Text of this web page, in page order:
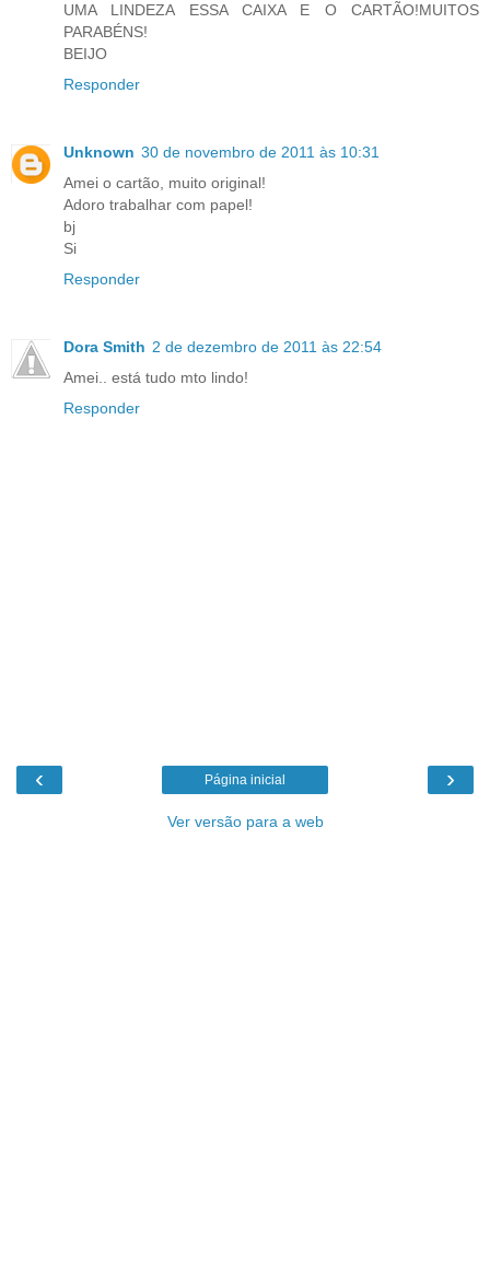
UMA LINDEZA ESSA CAIXA E O CARTÃO!MUITOS
PARABÉNS!
BEIJO
Responder
Unknown 30 de novembro de 2011 às 10:31
Amei o cartão, muito original!
Adoro trabalhar com papel!
bj
Si
Responder
Dora Smith 2 de dezembro de 2011 às 22:54
Amei.. está tudo mto lindo!
Responder
‹ ›
Página inicial
Ver versão para a web